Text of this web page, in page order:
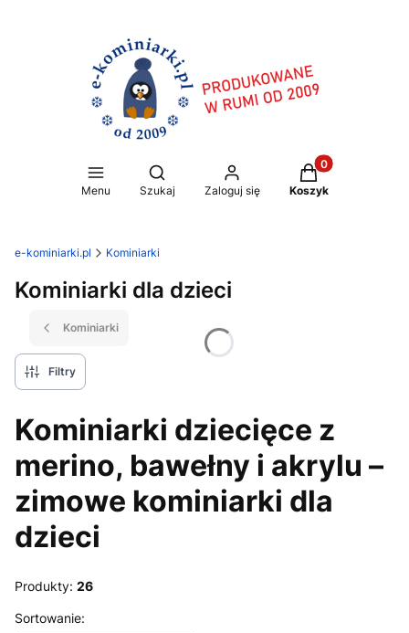
Menu
Otwórz wyszukiwarkę
Szukaj Zaloguj się
Produkty w
Koszyk
e-kominiarki.pl Kominiarki
Kominiarki dla dzieci
Kominiarki
Filtry
Kominiarki dziecięce z
merino, bawełny i akrylu –
zimowe kominiarki dla
dzieci
Produkty: 26
Lista produktów
Sortowanie: